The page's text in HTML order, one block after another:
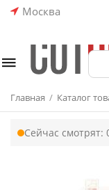
Москва
Главная / Каталог
Сейчас смотрят: